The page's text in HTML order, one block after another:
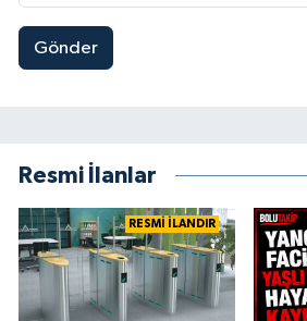
Gönder
Resmi İlanlar
RESMİ İLANDIR